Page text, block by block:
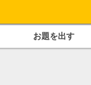
お題を出す